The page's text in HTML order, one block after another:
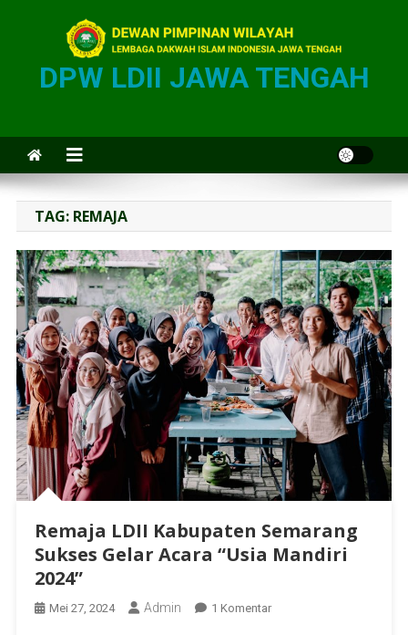
DPW LDII JAWA TENGAH
TAG: REMAJA
Remaja LDII Kabupaten Semarang
Sukses Gelar Acara “Usia Mandiri
2024”
Mei 27, 2024 Admin 1 Komentar